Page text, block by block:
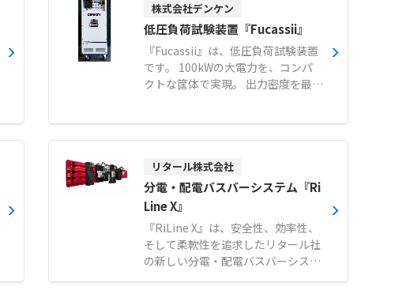
機1系統に5台までマルチ接続でき、
個別のリモコンで必要な機器だけを
効率的に運転できます。 設定温度に
合わせやすい吹出温度制御により、
冷やしすぎを防止して快適な作業環
境を実現します。 【特徴】 ●最大
現する大風量な送風能力 ●設置方法
は天吊・壁掛の2種類から選べ、ク
レーン設備に干渉せず導入が可能 ●
環境に配慮した冷媒種R32を使用 ●
適切な送風温度を供給する給気温度
制御で、必要以上の電力消費を抑制
●既存の監視システムと連動でき、
発停操作や故障警報の発報が可能
【用途・事例】 ●工場や自動車整備
株式会社デンケン
低圧負荷試験装置『Fucassii』
『Fucassii』は、低圧負荷試験装置
です。 100kWの大電力を、コンパ
クトな筐体で実現。 出力密度を最適
MW級の負荷試験を可能にします。
【特徴】 ●限られた場所でも運用し
やすいコンパクト設計 ●複数台の負
荷試験装置を一括で制御・管理が可
能（オプション） ●微細な負荷調整
が可能な微調ユニット搭載。（オプ
ション） 【用途・事例】 ●データ
センターの負荷試験におけるUPSの
リタール株式会社
分電・配電バスバーシステム『Ri
Line X』
『RiLine X』は、安全性、効率性、
そして柔軟性を追求したリタール社
の新しい分電・配電バスバーシステ
ムです。定格電流最大800Aまでの